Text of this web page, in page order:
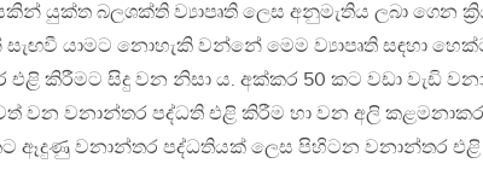
යුක්ත බලශක්ති ව්‍යාපෘති ලෙස අනුමැතිය ලබා ගෙන
යාමට නොහැකි වන්නේ මෙම ව්‍යාපෘති සඳහා
එළි කිරීමට සිදු වන නිසා ය. අක්කර 50 කට වඩා වැඩි
වන වනාන්තර පද්ධති එළි කිරීම හා වන අලි
ඈදුණු වනාන්තර පද්ධතියක් ලෙස පිහිටන වනාන්තර එළි